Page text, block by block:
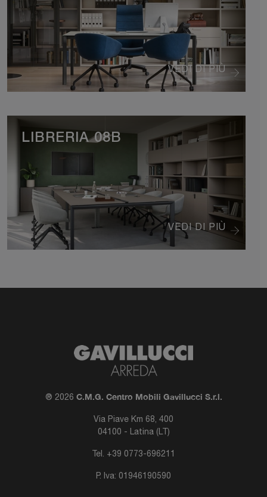
VEDI DI PIÙ
VEDI DI PIÙ
LIBRERIA 08B
® 2026 C.M.G. Centro Mobili Gavillucci S.r.l.
Via Piave Km 68, 400
04100 - Latina (LT)
Tel. +39 0773-696211
P. Iva: 01946190590